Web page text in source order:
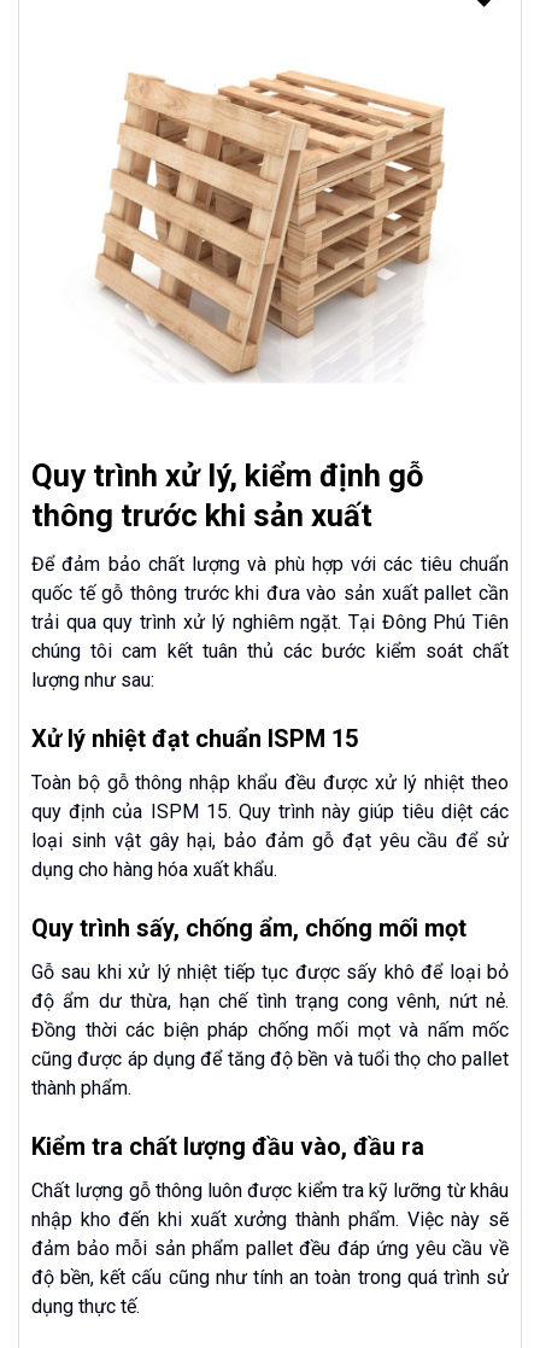
Quy trình xử lý, kiểm định gỗ
thông trước khi sản xuất
Để đảm bảo chất lượng và phù hợp với các tiêu chuẩn
quốc tế gỗ thông trước khi đưa vào sản xuất pallet cần
trải qua quy trình xử lý nghiêm ngặt. Tại Đông Phú Tiên
chúng tôi cam kết tuân thủ các bước kiểm soát chất
lượng như sau:
Xử lý nhiệt đạt chuẩn ISPM 15
Toàn bộ gỗ thông nhập khẩu đều được xử lý nhiệt theo
quy định của ISPM 15. Quy trình này giúp tiêu diệt các
loại sinh vật gây hại, bảo đảm gỗ đạt yêu cầu để sử
dụng cho hàng hóa xuất khẩu.
Quy trình sấy, chống ẩm, chống mối mọt
Gỗ sau khi xử lý nhiệt tiếp tục được sấy khô để loại bỏ
độ ẩm dư thừa, hạn chế tình trạng cong vênh, nứt nẻ.
Đồng thời các biện pháp chống mối mọt và nấm mốc
cũng được áp dụng để tăng độ bền và tuổi thọ cho pallet
thành phẩm.
Kiểm tra chất lượng đầu vào, đầu ra
Chất lượng gỗ thông luôn được kiểm tra kỹ lưỡng từ khâu
nhập kho đến khi xuất xưởng thành phẩm. Việc này sẽ
đảm bảo mỗi sản phẩm pallet đều đáp ứng yêu cầu về
độ bền, kết cấu cũng như tính an toàn trong quá trình sử
dụng thực tế.